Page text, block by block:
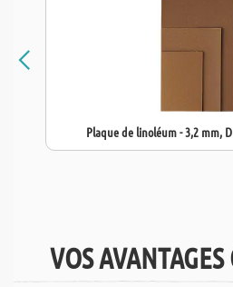
Plaque de linoléum - 3,2 mm,
VOS